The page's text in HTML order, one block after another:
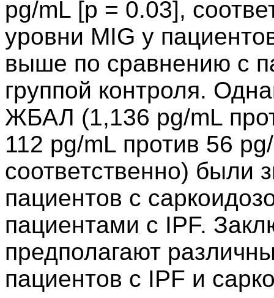
pg/mL [p = 0.03],
уровни MIG у
выше по сравнению с
группой контроля.
ЖБАЛ (1,136 pg/mL
112 pg/mL против 56
соответственно) были
пациентов с
пациентами с IPF.
предполагают
пациентов с IPF и